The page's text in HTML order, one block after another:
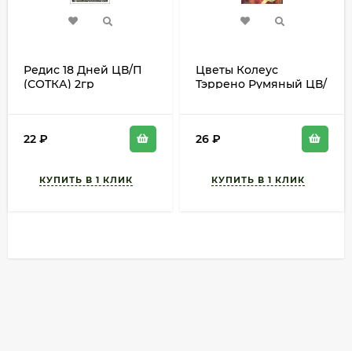
Редис 18 Дней ЦВ/П
(СОТКА) 2гр
22 ₽
Цветы Колеус
Тэррено Румяный ЦВ/
26 ₽